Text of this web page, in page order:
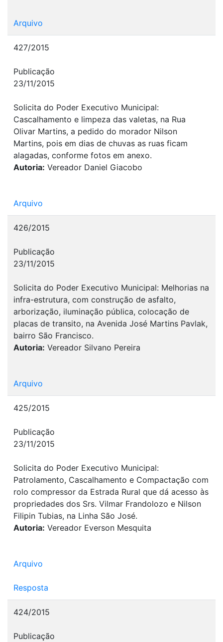
Arquivo
427/2015
Publicação
23/11/2015
Solicita do Poder Executivo Municipal:
Cascalhamento e limpeza das valetas, na Rua
Olivar Martins, a pedido do morador Nilson
Martins, pois em dias de chuvas as ruas ficam
alagadas, conforme fotos em anexo.
Autoria: Vereador Daniel Giacobo
Arquivo
426/2015
Publicação
23/11/2015
Solicita do Poder Executivo Municipal: Melhorias na
infra-estrutura, com construção de asfalto,
arborização, iluminação pública, colocação de
placas de transito, na Avenida José Martins Pavlak,
bairro São Francisco.
Autoria: Vereador Silvano Pereira
Arquivo
425/2015
Publicação
23/11/2015
Solicita do Poder Executivo Municipal:
Patrolamento, Cascalhamento e Compactação com
rolo compressor da Estrada Rural que dá acesso às
propriedades dos Srs. Vilmar Frandolozo e Nilson
Filipin Tubias, na Linha São José.
Autoria: Vereador Everson Mesquita
Arquivo
Resposta
424/2015
Publicação